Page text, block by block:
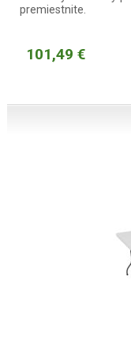
premiestnite.
101,49 €